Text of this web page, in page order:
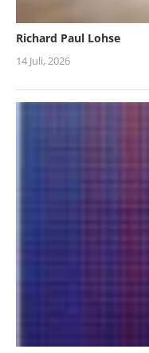
Richard Paul Lohse
14 Juli, 2026